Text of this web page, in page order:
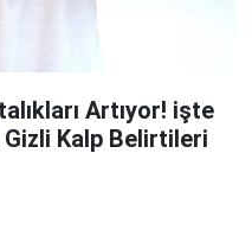
Artıyor! işte
Kalp Belirtileri